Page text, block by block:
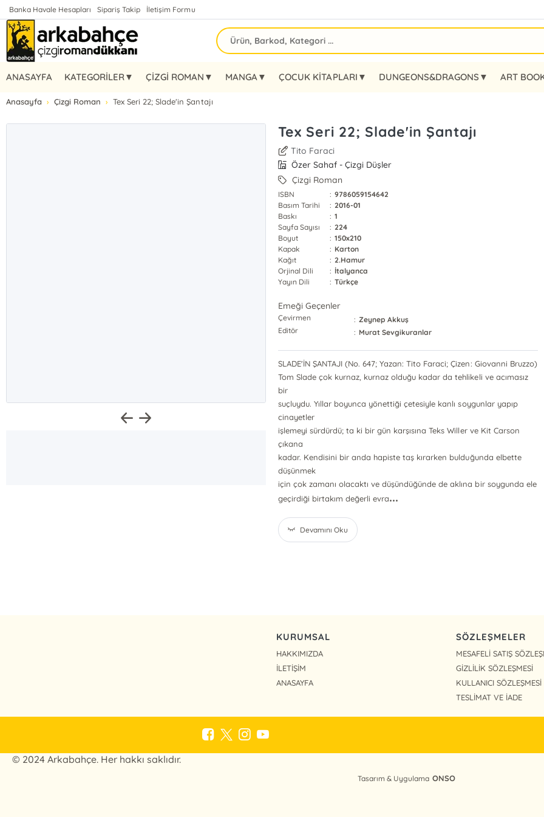
Banka Havale Hesapları Sipariş Takip İletişim Formu
ANASAYFA KATEGORİLER▼ ÇİZGİ ROMAN▼ MANGA▼ ÇOCUK KİTAPLARI▼ DUNGEONS&DRAGONS▼ ART
Anasayfa Çizgi Roman Tex Seri 22; Slade'in Şantajı
Tex Seri 22; Slade'in Şantajı
Tito Faraci
Özer Sahaf - Çizgi Düşler
Çizgi Roman
ISBN : 9786059154642
Basım Tarihi
: 2016-01
Baskı
: 1
Sayfa Sayısı
: 224
Boyut
: 150x210
Kapak
: Karton
Kağıt
: 2.Hamur
Orjinal Dili
: İtalyanca
Yayın Dili
: Türkçe
Emeği Geçenler
Çevirmen : Zeynep Akkuş
Editör
: Murat Sevgikuranlar
SLADE'İN ŞANTAJI (No. 647; Yazan: Tito Faraci; Çizen: Giovanni Bruzzo)
Tom Slade çok kurnaz, kurnaz olduğu kadar da tehlikeli ve acımasız
bir
suçluydu. Yıllar boyunca yönettiği çetesiyle kanlı soygunlar yapıp
cinayetler
işlemeyi sürdürdü; ta ki bir gün karşısına Teks Willer ve Kit Carson
çıkana
kadar. Kendisini bir anda hapiste taş kırarken bulduğunda elbette
düşünmek
için çok zamanı olacaktı ve düşündüğünde de aklına bir soygunda ele
geçirdiği birtakım değerli evra...
Devamını Oku
KURUMSAL
HAKKIMIZDA
İLETİŞİM
ANASAYFA
SÖZLEŞMELER
MESAFELİ SATIŞ
GİZLİLİK SÖZLEŞMESİ
KULLANICI SÖZLEŞMESİ
TESLİMAT VE İADE
© 2024 Arkabahçe. Her hakkı saklıdır.
Tasarım & Uygulama ONSO